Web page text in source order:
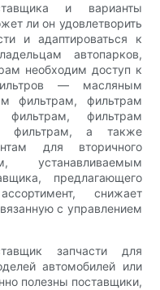
и варианты
ли он удовлетворить
и адаптироваться к
автопарков,
необходим доступ к
— масляным
фильтрам, фильтрам
фильтрам, фильтрам
фильтрам, а также
для вторичного
предлагающего
снижает
с управлением
запчасти для
автомобилей или
полезны поставщики,